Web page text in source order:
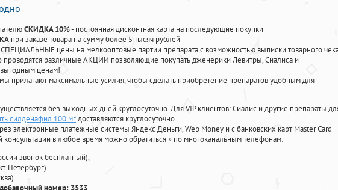
СКИДКА 10%- постоянная дисконтная карта на последующие покупки
при заказе товара на сумму более 5 тысяч рублей
цены на мелкооптовые партии препарата с возможностью выписки товарного
проводятся различные АКЦИИ позволяющие покупать дженерики Левитры, Сиалиса и
ценам!
прилагают максимальные усилия, чтобы сделать приобретение препаратов удобным для
без выходных дней круглосуточно. Для VIP клиентов: Сиалис и другие препараты
силденафил 100 мгдоставляются круглосуточно
электронные платежные системы Яндекс Деньги, Web Money и с банковских карт Master Card
консультации в любое время можно обратиться» по многоканальным телефонам:
звонок бесплатный),
Петербург)